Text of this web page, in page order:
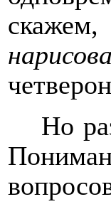
скажем,
Но